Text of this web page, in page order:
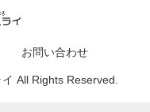
お問い合わせ
All Rights Reserved.